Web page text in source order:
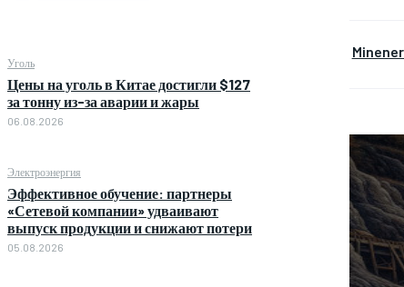
Уголь
Цены на уголь в Китае достигли $127
за тонну из-за аварии и жары
06.08.2026
Электроэнергия
Эффективное обучение: партнеры
«Сетевой компании» удваивают
выпуск продукции и снижают потери
05.08.2026